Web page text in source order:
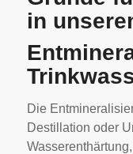
in
Die
Destillation oder